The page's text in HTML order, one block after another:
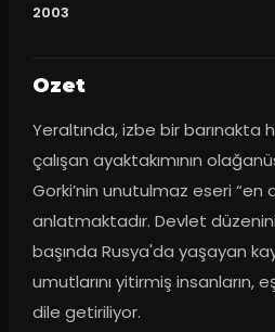
2003
Ozet
Yeraltında, izbe bir
çalışan ayaktakımının
Gorki’nin unutulmaz eseri “en
anlatmaktadır. Devlet
başında Rusya'da yaşayan
umutlarını yitirmiş insanların,
dile getiriliyor.